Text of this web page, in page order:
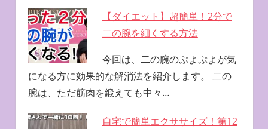
【ダイエット】超簡単！2分で
二の腕を細くする方法
今回は、二の腕のぷよぷよが気
になる方に効果的な解消法を紹介します。 二の
腕は、ただ筋肉を鍛えても中々…
自宅で簡単エクササイズ！第12